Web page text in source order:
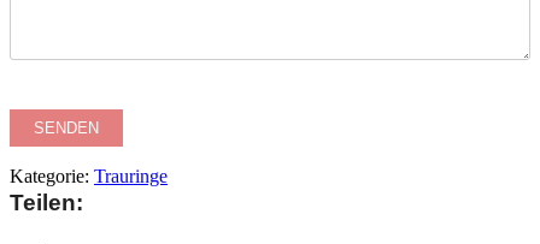
Kategorie: Trauringe
Teilen: